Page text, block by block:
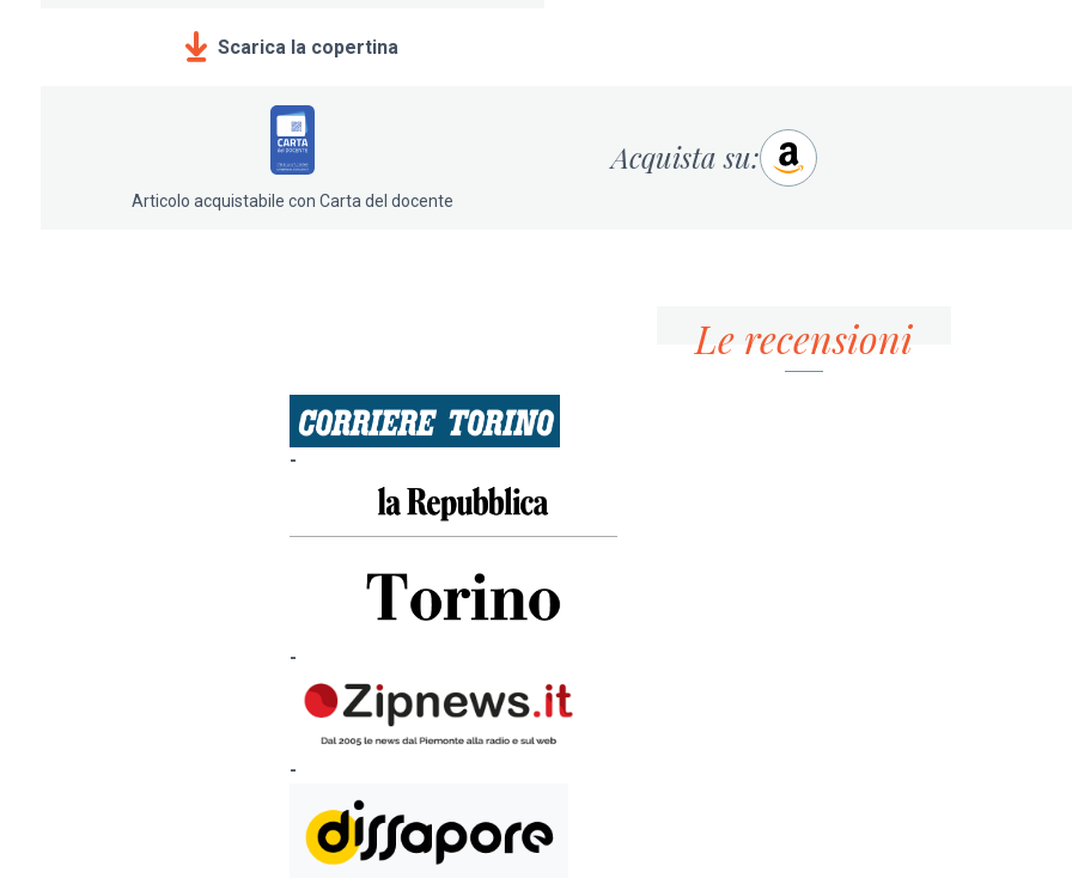
Scarica la copertina
Acquista su:
Articolo acquistabile con Carta del docente
Le recensioni
-
-
-